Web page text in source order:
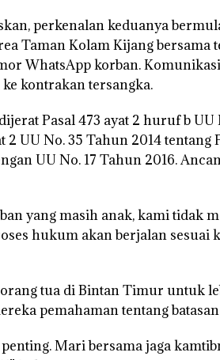
perkenalan keduanya
Taman Kolam Kijang bersama
WhatsApp korban.
kontrakan tersangka.
Pasal 473 ayat 2 huruf b
2 UU No. 35 Tahun 2014
UU No. 17 Tahun 2016.
yang masih anak, kami tidak
hukum akan berjalan sesuai
tua di Bintan Timur untuk
pemahaman tentang
penting. Mari bersama jaga
Izin
Dipertanyakan